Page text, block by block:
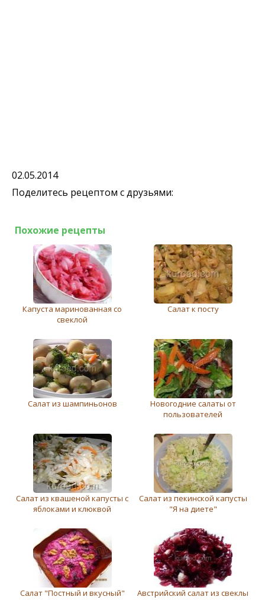
02.05.2014
Поделитесь рецептом с друзьями:
Похожие рецепты
Капуста маринованная со
свеклой
Салат к посту
Салат из шампиньонов
Новогодние салаты от
пользователей
Салат из квашеной капусты с
яблоками и клюквой
Салат из пекинской капусты
"Я на диете"
Салат "Постный и вкусный" Австрийский салат из свеклы